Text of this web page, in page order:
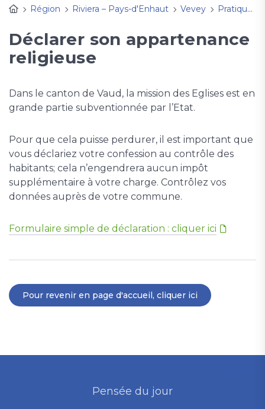
Région
Riviera – Pays-d'Enhaut Vevey Pratique
Déclarer son appartenance
religieuse
Dans le canton de Vaud, la mission des Eglises est en
grande partie subventionnée par l’Etat.
Pour que cela puisse perdurer, il est important que
vous déclariez votre confession au contrôle des
habitants; cela n’engendrera aucun impôt
supplémentaire à votre charge. Contrôlez vos
données auprès de votre commune.
Formulaire simple de déclaration : cliquer ici
Pour revenir en page d'accueil, cliquer ici
Pensée du jour